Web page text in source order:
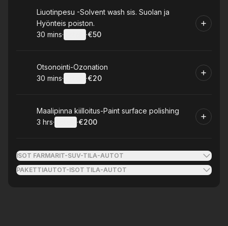
Book
Liuotinpesu -Solvent wash sis. Suolan ja
Hyönteis poiston.
.Duration:
30 mins· ·
.Price
€50
Book
Otsonointi-Ozonation
.Duration:
30 mins· ·
.Price
€20
Book
Maalipinna kiilloitus-Paint surface polishing
. Duration:
3 hrs· ·
.Price
€200
ISOT FARMARIT-SUV-TILA-AUTOT
PAKETTIAUTOT-ISOT TILA-AUTOT